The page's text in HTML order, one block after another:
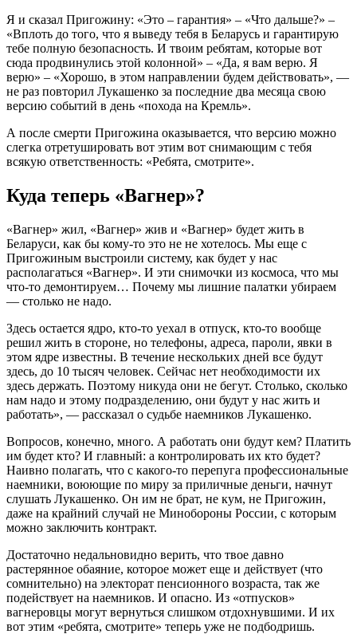
Я и сказал Пригожину: «Это – гарантия» – «Что дальше?» –
«Вплоть до того, что я выведу тебя в Беларусь и гарантирую
тебе полную безопасность. И твоим ребятам, которые вот
сюда продвинулись этой колонной» – «Да, я вам верю. Я
верю» – «Хорошо, в этом направлении будем действовать», —
не раз повторил Лукашенко за последние два месяца свою
версию событий в день «похода на Кремль».
А после смерти Пригожина оказывается, что версию можно
слегка отретушировать вот этим вот снимающим с тебя
всякую ответственность: «Ребята, смотрите».
Куда теперь «Вагнер»?
«Вагнер» жил, «Вагнер» жив и «Вагнер» будет жить в
Беларуси, как бы кому-то это не не хотелось. Мы еще с
Пригожиным выстроили систему, как будет у нас
располагаться «Вагнер». И эти снимочки из космоса, что мы
что-то демонтируем… Почему мы лишние палатки убираем
— столько не надо.
Здесь остается ядро, кто-то уехал в отпуск, кто-то вообще
решил жить в стороне, но телефоны, адреса, пароли, явки в
этом ядре известны. В течение нескольких дней все будут
здесь, до 10 тысяч человек. Сейчас нет необходимости их
здесь держать. Поэтому никуда они не бегут. Столько, сколько
нам надо и этому подразделению, они будут у нас жить и
работать», — рассказал о судьбе наемников Лукашенко.
Вопросов, конечно, много. А работать они будут кем? Платить
им будет кто? И главный: а контролировать их кто будет?
Наивно полагать, что с какого-то перепуга профессиональные
наемники, воюющие по миру за приличные деньги, начнут
слушать Лукашенко. Он им не брат, не кум, не Пригожин,
даже на крайний случай не Минобороны России, с которым
можно заключить контракт.
Достаточно недальновидно верить, что твое давно
растерянное обаяние, которое может еще и действует (что
сомнительно) на электорат пенсионного возраста, так же
подействует на наемников. И опасно. Из «отпусков»
вагнеровцы могут вернуться слишком отдохнувшими. И их
вот этим «ребята, смотрите» теперь уже не подбодришь.